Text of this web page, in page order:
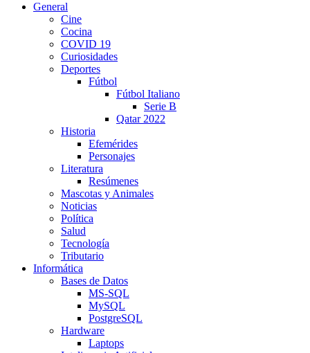
General
Cine
Cocina
COVID 19
Curiosidades
Deportes
Fútbol
Fútbol Italiano
Serie B
Qatar 2022
Historia
Efemérides
Personajes
Literatura
Resúmenes
Mascotas y Animales
Noticias
Política
Salud
Tecnología
Tributario
Informática
Bases de Datos
MS-SQL
MySQL
PostgreSQL
Hardware
Laptops